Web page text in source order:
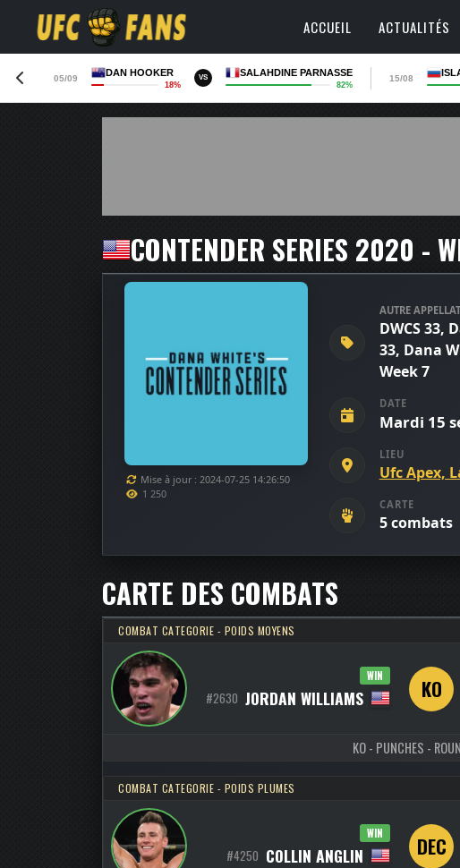
ACCUEIL ACTUALITÉS
05/09
DAN HOOKER
18%
VS SALAHDINE PARNASSE
82%
15/08
CONTENDER SERIES 2020 -
Mise à jour : 2024-07-25 14:26:50
1 250
AUTRE
DWCS 33,
33, Dana
Week 7
DATE
Mardi 15
LIEU
Ufc Apex,
CARTE
5 combats
CARTE DES COMBATS
COMBAT CATEGORIE - POIDS MOYENS
WIN
#2630 JORDAN WILLIAMS KO
KO - PUNCHES -
COMBAT CATEGORIE - POIDS PLUMES
WIN
#4250 COLLIN ANGLIN DEC